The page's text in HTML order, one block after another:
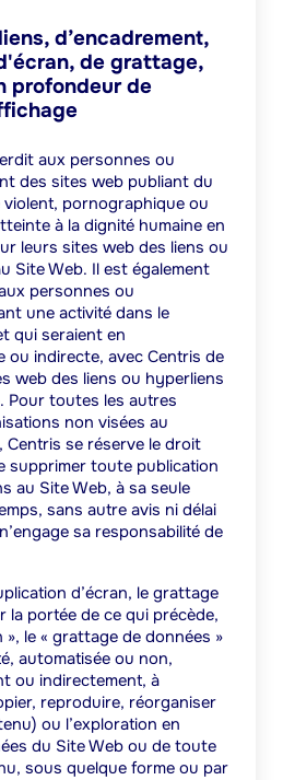
d’encadrement,
de grattage,
profondeur de
aux personnes ou
des sites web publiant du
pornographique ou
à la dignité humaine en
leurs sites web des liens ou
Site Web. Il est également
personnes ou
une activité dans le
qui seraient en
ou indirecte, avec Centris de
web des liens ou hyperliens
Pour toutes les autres
non visées au
Centris se réserve le droit
supprimer toute publication
au Site Web, à sa seule
sans autre avis ni délai
sa responsabilité de
d’écran, le grattage
la portée de ce qui précède,
», le « grattage de données »
automatisée ou non,
ou indirectement, à
reproduire, réorganiser
ou l’exploration en
du Site Web ou de toute
sous quelque forme ou par